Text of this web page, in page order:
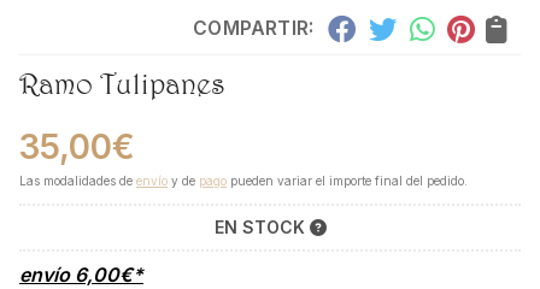
COMPARTIR:
Ramo Tulipanes
35,00€
Las modalidades de envío y de pago pueden variar el importe final del pedido.
EN STOCK
envío 6,00€*